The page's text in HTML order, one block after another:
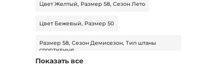
Цвет Желтый, Размер 58, Сезон Лето
Цвет Бежевый, Размер 50
Размер 58, Сезон Демисезон, Тип штаны
спортивные
Показать все